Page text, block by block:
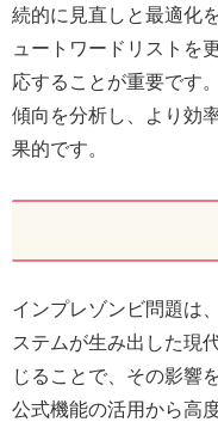
続的に見直しと最適化
ュートワードリストを
応することが重要です
傾向を分析し、より効
果的です。
インプレゾンビ問題は
ステムが生み出した現
じることで、その影響
公式機能の活用から高